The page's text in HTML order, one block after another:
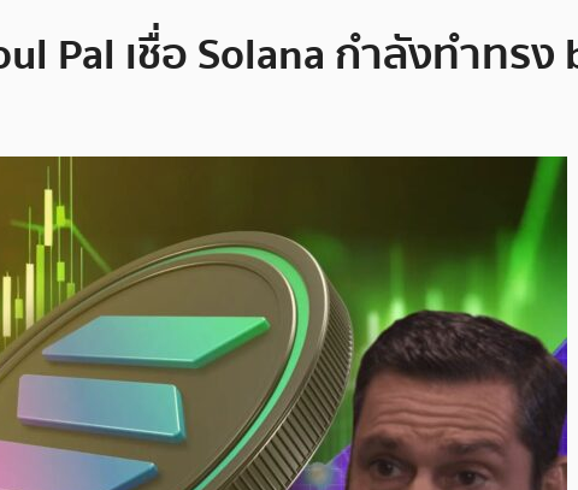
Pal เชื่อ Solana กำลังทำทร